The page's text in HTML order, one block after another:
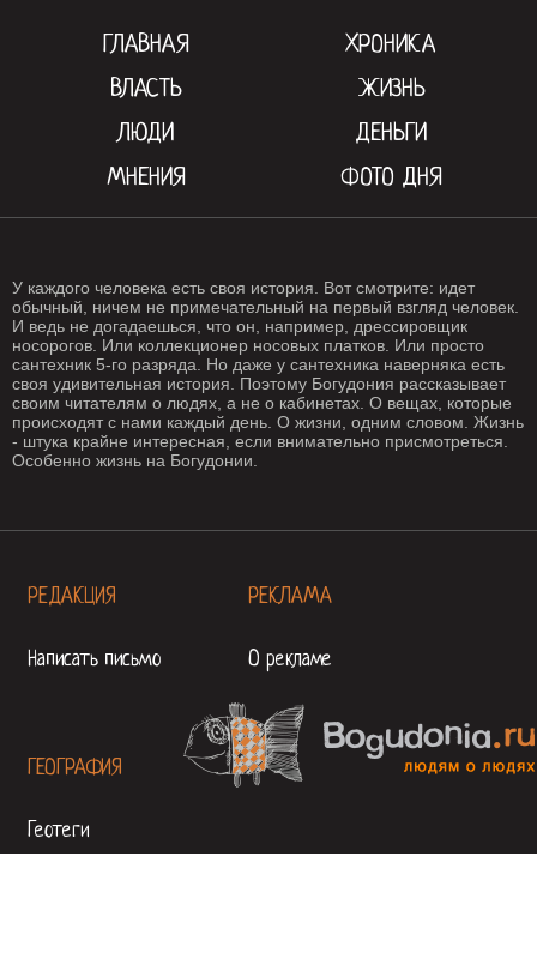
ГЛАВНАЯ
ХРОНИКА
ВЛАСТЬ
ЖИЗНЬ
ЛЮДИ
ДЕНЬГИ
МНЕНИЯ
ФОТО ДНЯ
У каждого человека есть своя история. Вот смотрите: идет
обычный, ничем не примечательный на первый взгляд человек.
И ведь не догадаешься, что он, например, дрессировщик
носорогов. Или коллекционер носовых платков. Или просто
сантехник 5-го разряда. Но даже у сантехника наверняка есть
своя удивительная история. Поэтому Богудония рассказывает
своим читателям о людях, а не о кабинетах. О вещах, которые
происходят с нами каждый день. О жизни, одним словом. Жизнь
- штука крайне интересная, если внимательно присмотреться.
Особенно жизнь на Богудонии.
РЕДАКЦИЯ
Написать письмо
РЕКЛАМА
О рекламе
ГЕОГРАФИЯ
Геотеги